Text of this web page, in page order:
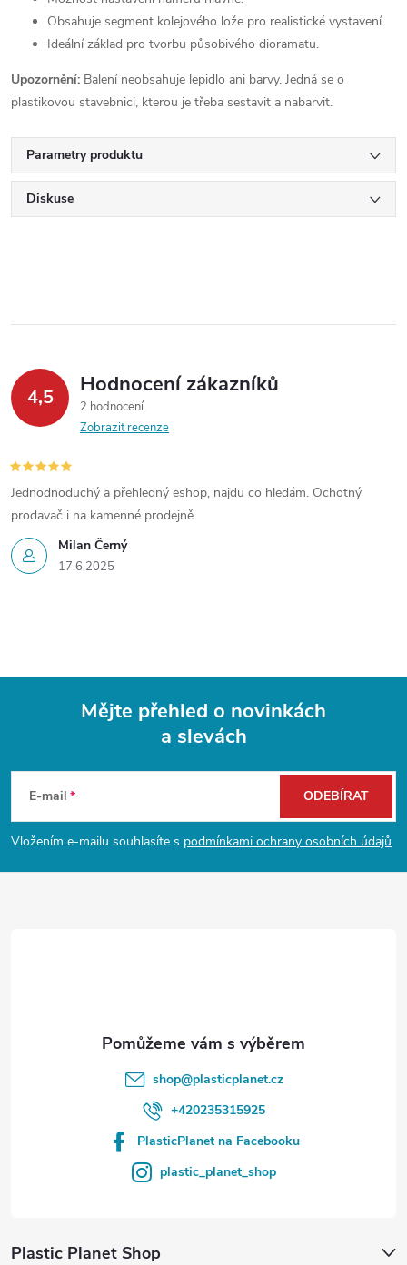
Obsahuje segment kolejového lože pro realistické vystavení.
Ideální základ pro tvorbu působivého dioramatu.
Upozornění: Balení neobsahuje lepidlo ani barvy. Jedná se o
plastikovou stavebnici, kterou je třeba sestavit a nabarvit.
Parametry produktu
Diskuse
4,5 Hodnocení zákazníků
2 hodnocení
Zobrazit recenze
Milan Černý
17.6.2025
Jednodnoduchý a přehledný eshop, najdu co hledám. Ochotný
prodavač i na kamenné prodejně
p
a
Mějte přehled o novinkách
a slevách
E-mail
Vložením e-mailu souhlasíte s podmínkami ochrany osobních údajů
ODEBÍRAT
shop@plasticplanet.cz
+420235315925
PlasticPlanet na Facebooku
plastic_planet_shop
Plastic Planet Shop